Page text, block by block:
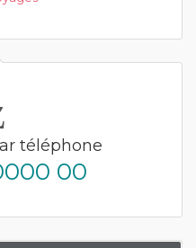
téléphone
00